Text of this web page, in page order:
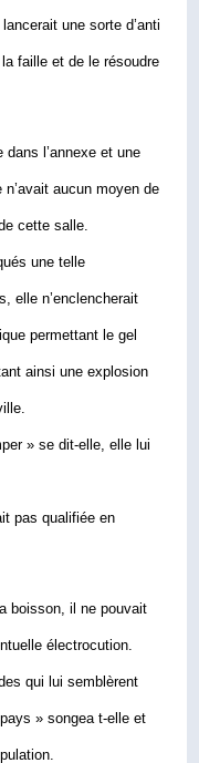
une sorte d’anti
faille et de le résoudre
l’annexe et une
aucun moyen de
cette salle.
une telle
elle n’enclencherait
permettant le gel
ainsi une explosion
» se dit-elle, elle lui
pas qualifiée en
boisson, il ne pouvait
électrocution.
qui lui semblèrent
» songea t-elle et